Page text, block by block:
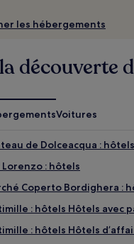
les hébergements
découverte
Voitures
de Dolceacqua :
Lorenzo : hôtels
Coperto Bordighera :
: hôtels Hôtels avec
: hôtels Hôtels